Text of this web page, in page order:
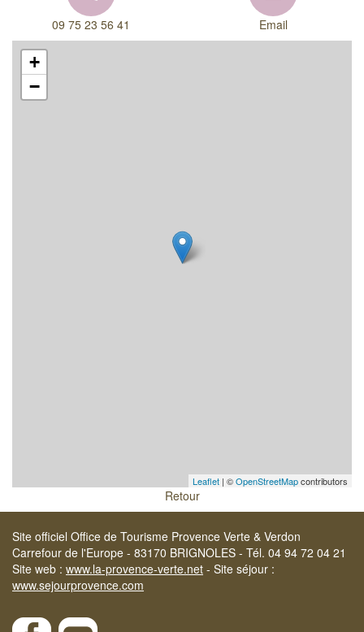
09 75 23 56 41 Email
+
−
Leaflet | ©OpenStreetMapcontributors
Retour
Site officiel Office de Tourisme Provence Verte & Verdon
Carrefour de l'Europe - 83170 BRIGNOLES - Tél. 04 94 72 04 21
Site web : www.la-provence-verte.net - Site séjour :
www.sejourprovence.com